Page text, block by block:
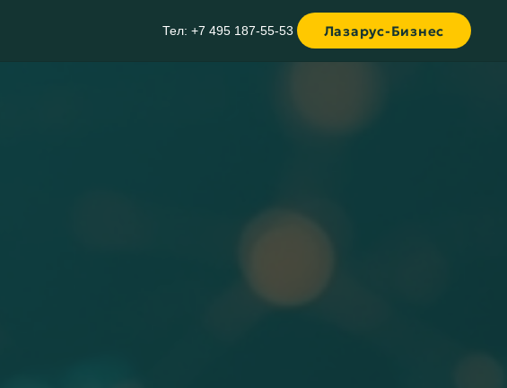
Тел: +7 495 187-55-53 Лазарус-Бизнес